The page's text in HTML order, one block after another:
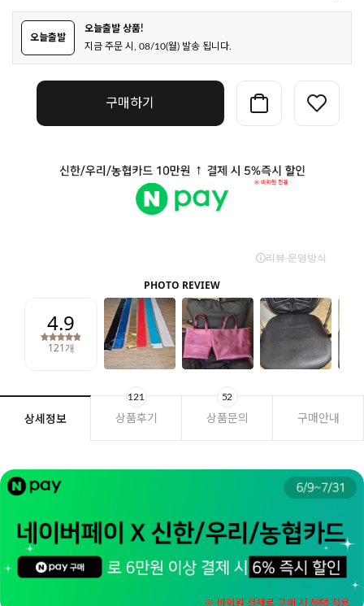
오늘출발
오늘출발 상품!
지금 주문 시, 08/10(월) 발송 됩니다.
구매하기
상세정보 상품후기
121
상품문의
52
구매안내